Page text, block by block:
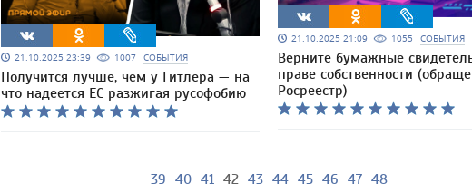
21.10.2025 23:39 1007 СОБЫТИЯ
Получится лучше, чем у Гитлера — на
что надеется ЕС разжигая русофобию
21.10.2025 21:09 1055 СОБЫТИЯ
Верните бумажные
праве собственности
Росреестр)
39 40 41 42 43 44 45 46 47 48